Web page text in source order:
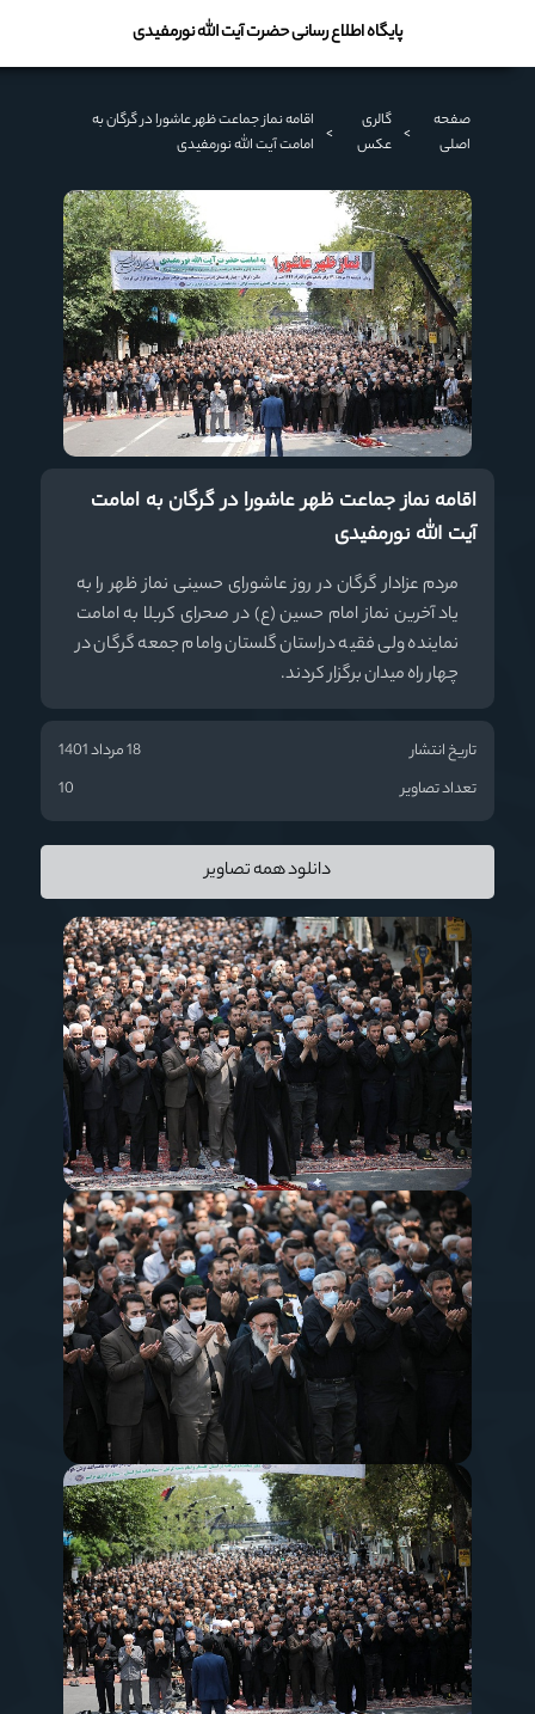
پایگاه اطلاع رسانی حضرت آیت الله نورمفیدی
صفحه
اصلی
>
گالری
عکس
>
اقامه نماز جماعت ظهر عاشورا در گرگان به
امامت آیت الله نورمفیدی
اقامه نماز جماعت ظهر عاشورا در گرگان به امامت
آیت الله نورمفیدی
مردم عزادار گرگان در روز عاشورای حسینی نماز ظهر را به
یاد آخرین نماز امام حسین (ع) در صحرای کربلا به امامت
نماینده ولی فقیه دراستان گلستان وامام جمعه گرگان در
چهار راه میدان برگزار کردند.
تاریخ انتشار
18 مرداد 1401
تعداد تصاویر
10
دانلود همه تصاویر